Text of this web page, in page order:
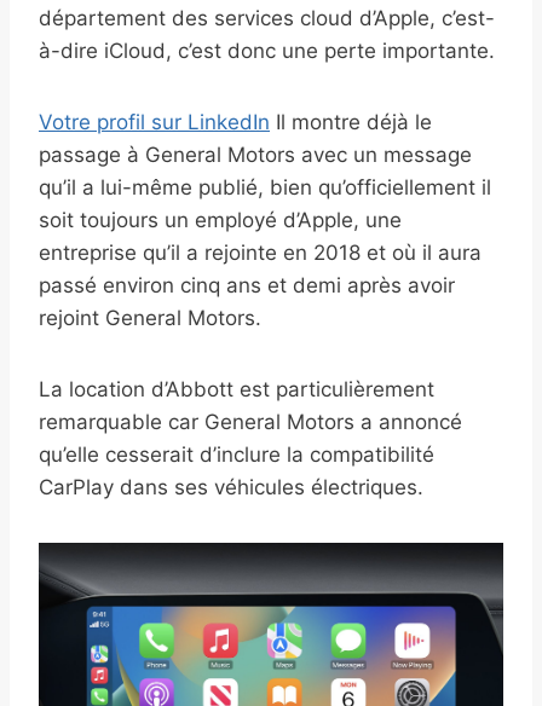
département des services cloud d’Apple, c’est-
à-dire iCloud, c’est donc une perte importante.
Votre profil sur LinkedIn Il montre déjà le
passage à General Motors avec un message
qu’il a lui-même publié, bien qu’officiellement il
soit toujours un employé d’Apple, une
entreprise qu’il a rejointe en 2018 et où il aura
passé environ cinq ans et demi après avoir
rejoint General Motors.
La location d’Abbott est particulièrement
remarquable car General Motors a annoncé
qu’elle cesserait d’inclure la compatibilité
CarPlay dans ses véhicules électriques.